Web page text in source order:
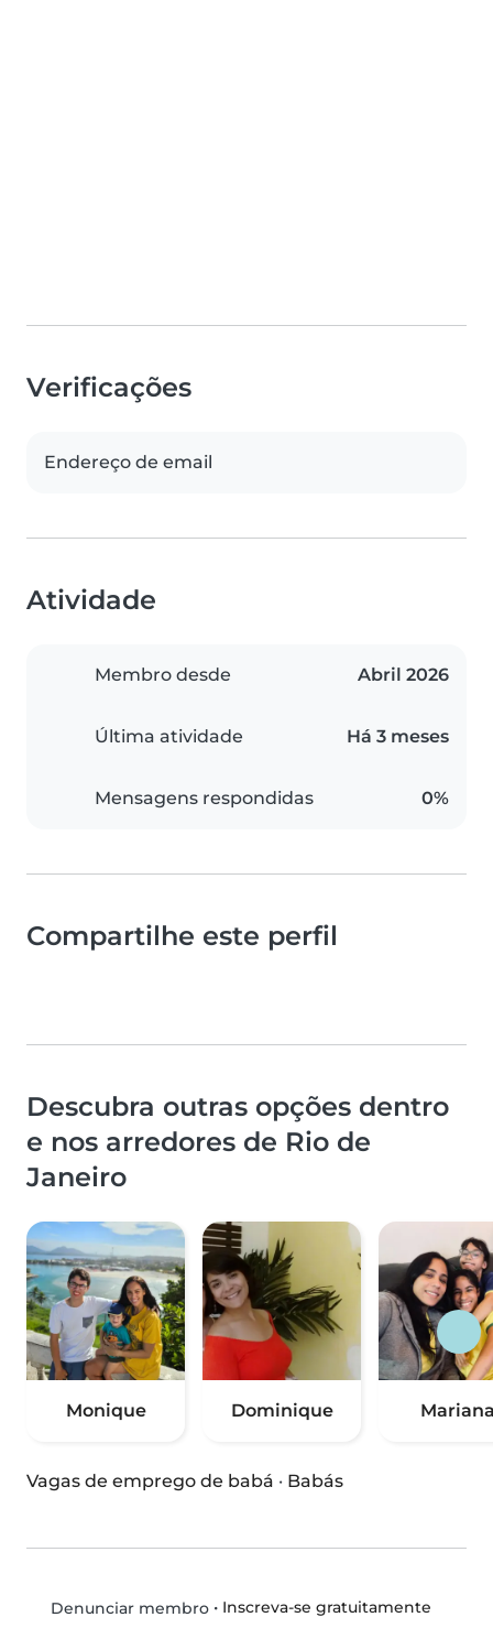
Verificações
Endereço de email
Atividade
Membro desde Abril 2026
Última atividade Há 3 meses
Mensagens respondidas 0%
Compartilhe este perfil
Descubra outras opções dentro
e nos arredores de Rio de
Janeiro
Monique Dominique
Vagas de emprego de babá · Babás
Denunciar membro• Inscreva-se gratuitamente